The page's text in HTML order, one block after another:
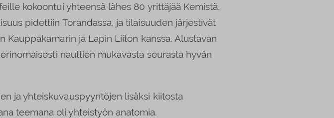
kokoontui yhteensä lähes 80 yrittäjää Kemistä,
pidettiin Torandassa, ja tilaisuuden järjestivät
Kauppakamarin ja Lapin Liiton kanssa. Alustavan
nauttien mukavasta seurasta hyvän
ja yhteiskuvauspyyntöjen lisäksi kiitosta
teemana oli yhteistyön anatomia.